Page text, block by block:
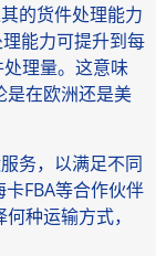
的货件处理能力
能力可提升到每
理量。这意味
是在欧洲还是美
务，以满足不同
FBA等合作伙伴
种运输方式，